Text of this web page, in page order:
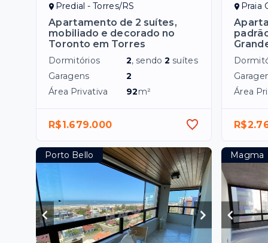
Predial - Torres/RS
Apartamento de 2 suítes,
mobiliado e decorado no
Toronto em Torres
Dormitórios 2, sendo2 suítes
Garagens
2
Área Privativa
92m²
R$1.679.000
Praia
Área
Porto Bello Magma